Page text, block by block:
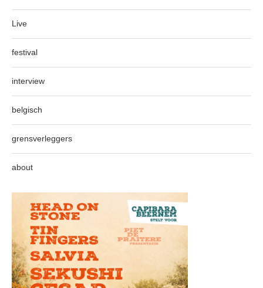
Live
festival
interview
belgisch
grensverleggers
about